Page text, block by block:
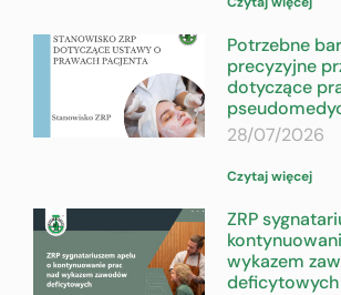
Potrzebne
precyzyjne
dotyczące
28/07/2026
Czytaj więcej
ZRP
wykazem
deficytowych